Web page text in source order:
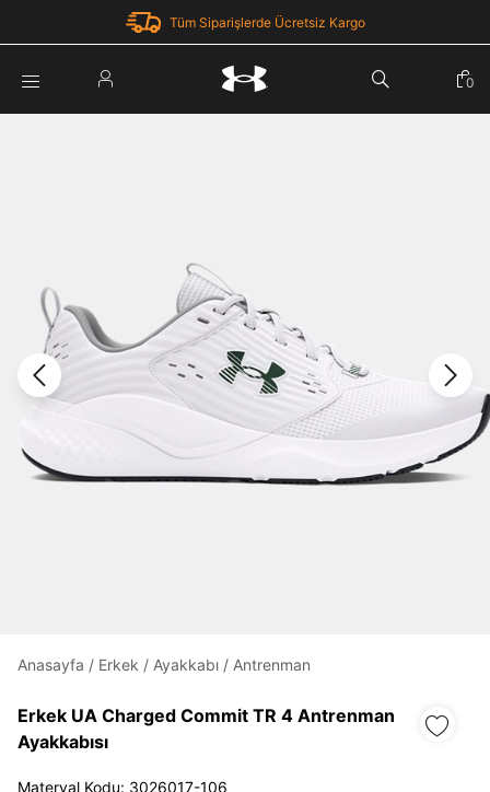
Tüm Siparişlerde Ücretsiz Kargo
Şifremi Unuttum
Giriş Yap
Under Armour'da yeni misiniz? Kayıt Ol
Üye Olmadan Devam Et
0
Anasayfa / Erkek / Ayakkabı / Antrenman
Erkek UA Charged Commit TR 4 Antrenman
Ayakkabısı
Materyal Kodu: 3026017-106
Parola Yenileme
Parolayı Yenile
Giriş Sayfasına Dön
Zaten hesabın var mı? Giriş yap
Kolay iade ve değişim.
Giriş Yap Kayıt Ol
E-posta